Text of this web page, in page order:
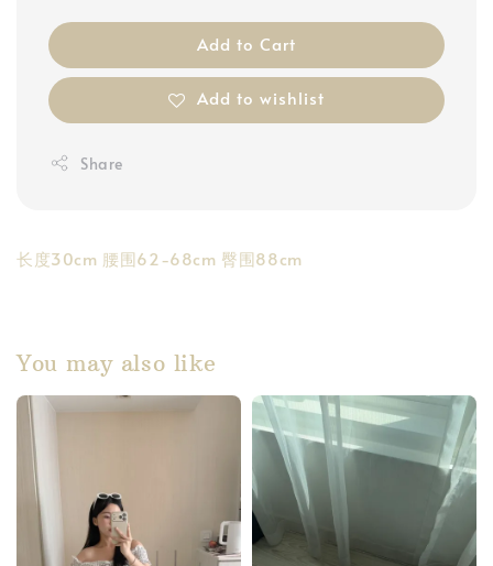
Add to Cart
Add to wishlist
Share
长度30cm 腰围62-68cm 臀围88cm
You may also like